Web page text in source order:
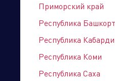
Торговые
Приморский край
Республика
Республика
Республика Коми
Республика Саха
+7 (3852) 29-62-51
г. Барнаул, ул.
+7 (905) 082-87-